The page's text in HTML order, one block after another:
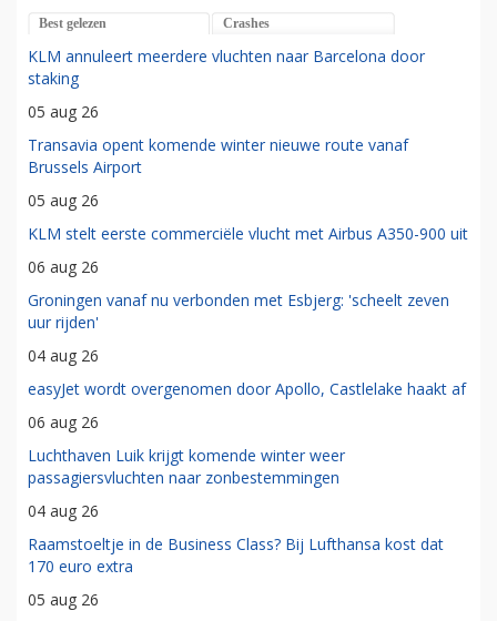
Best gelezen Crashes
KLM annuleert meerdere vluchten naar Barcelona door
staking
05 aug 26
Transavia opent komende winter nieuwe route vanaf
Brussels Airport
05 aug 26
KLM stelt eerste commerciële vlucht met Airbus A350-900 uit
06 aug 26
Groningen vanaf nu verbonden met Esbjerg: 'scheelt zeven
uur rijden'
04 aug 26
easyJet wordt overgenomen door Apollo, Castlelake haakt af
06 aug 26
Luchthaven Luik krijgt komende winter weer
passagiersvluchten naar zonbestemmingen
04 aug 26
Raamstoeltje in de Business Class? Bij Lufthansa kost dat
170 euro extra
05 aug 26